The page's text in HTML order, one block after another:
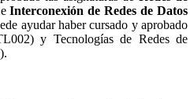
Interconexión de Redes de Datos
ayudar haber cursado y aprobado
y Tecnologías de Redes de